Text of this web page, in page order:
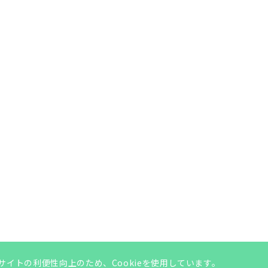
イトの利便性向上のため、Cookieを使用しています。